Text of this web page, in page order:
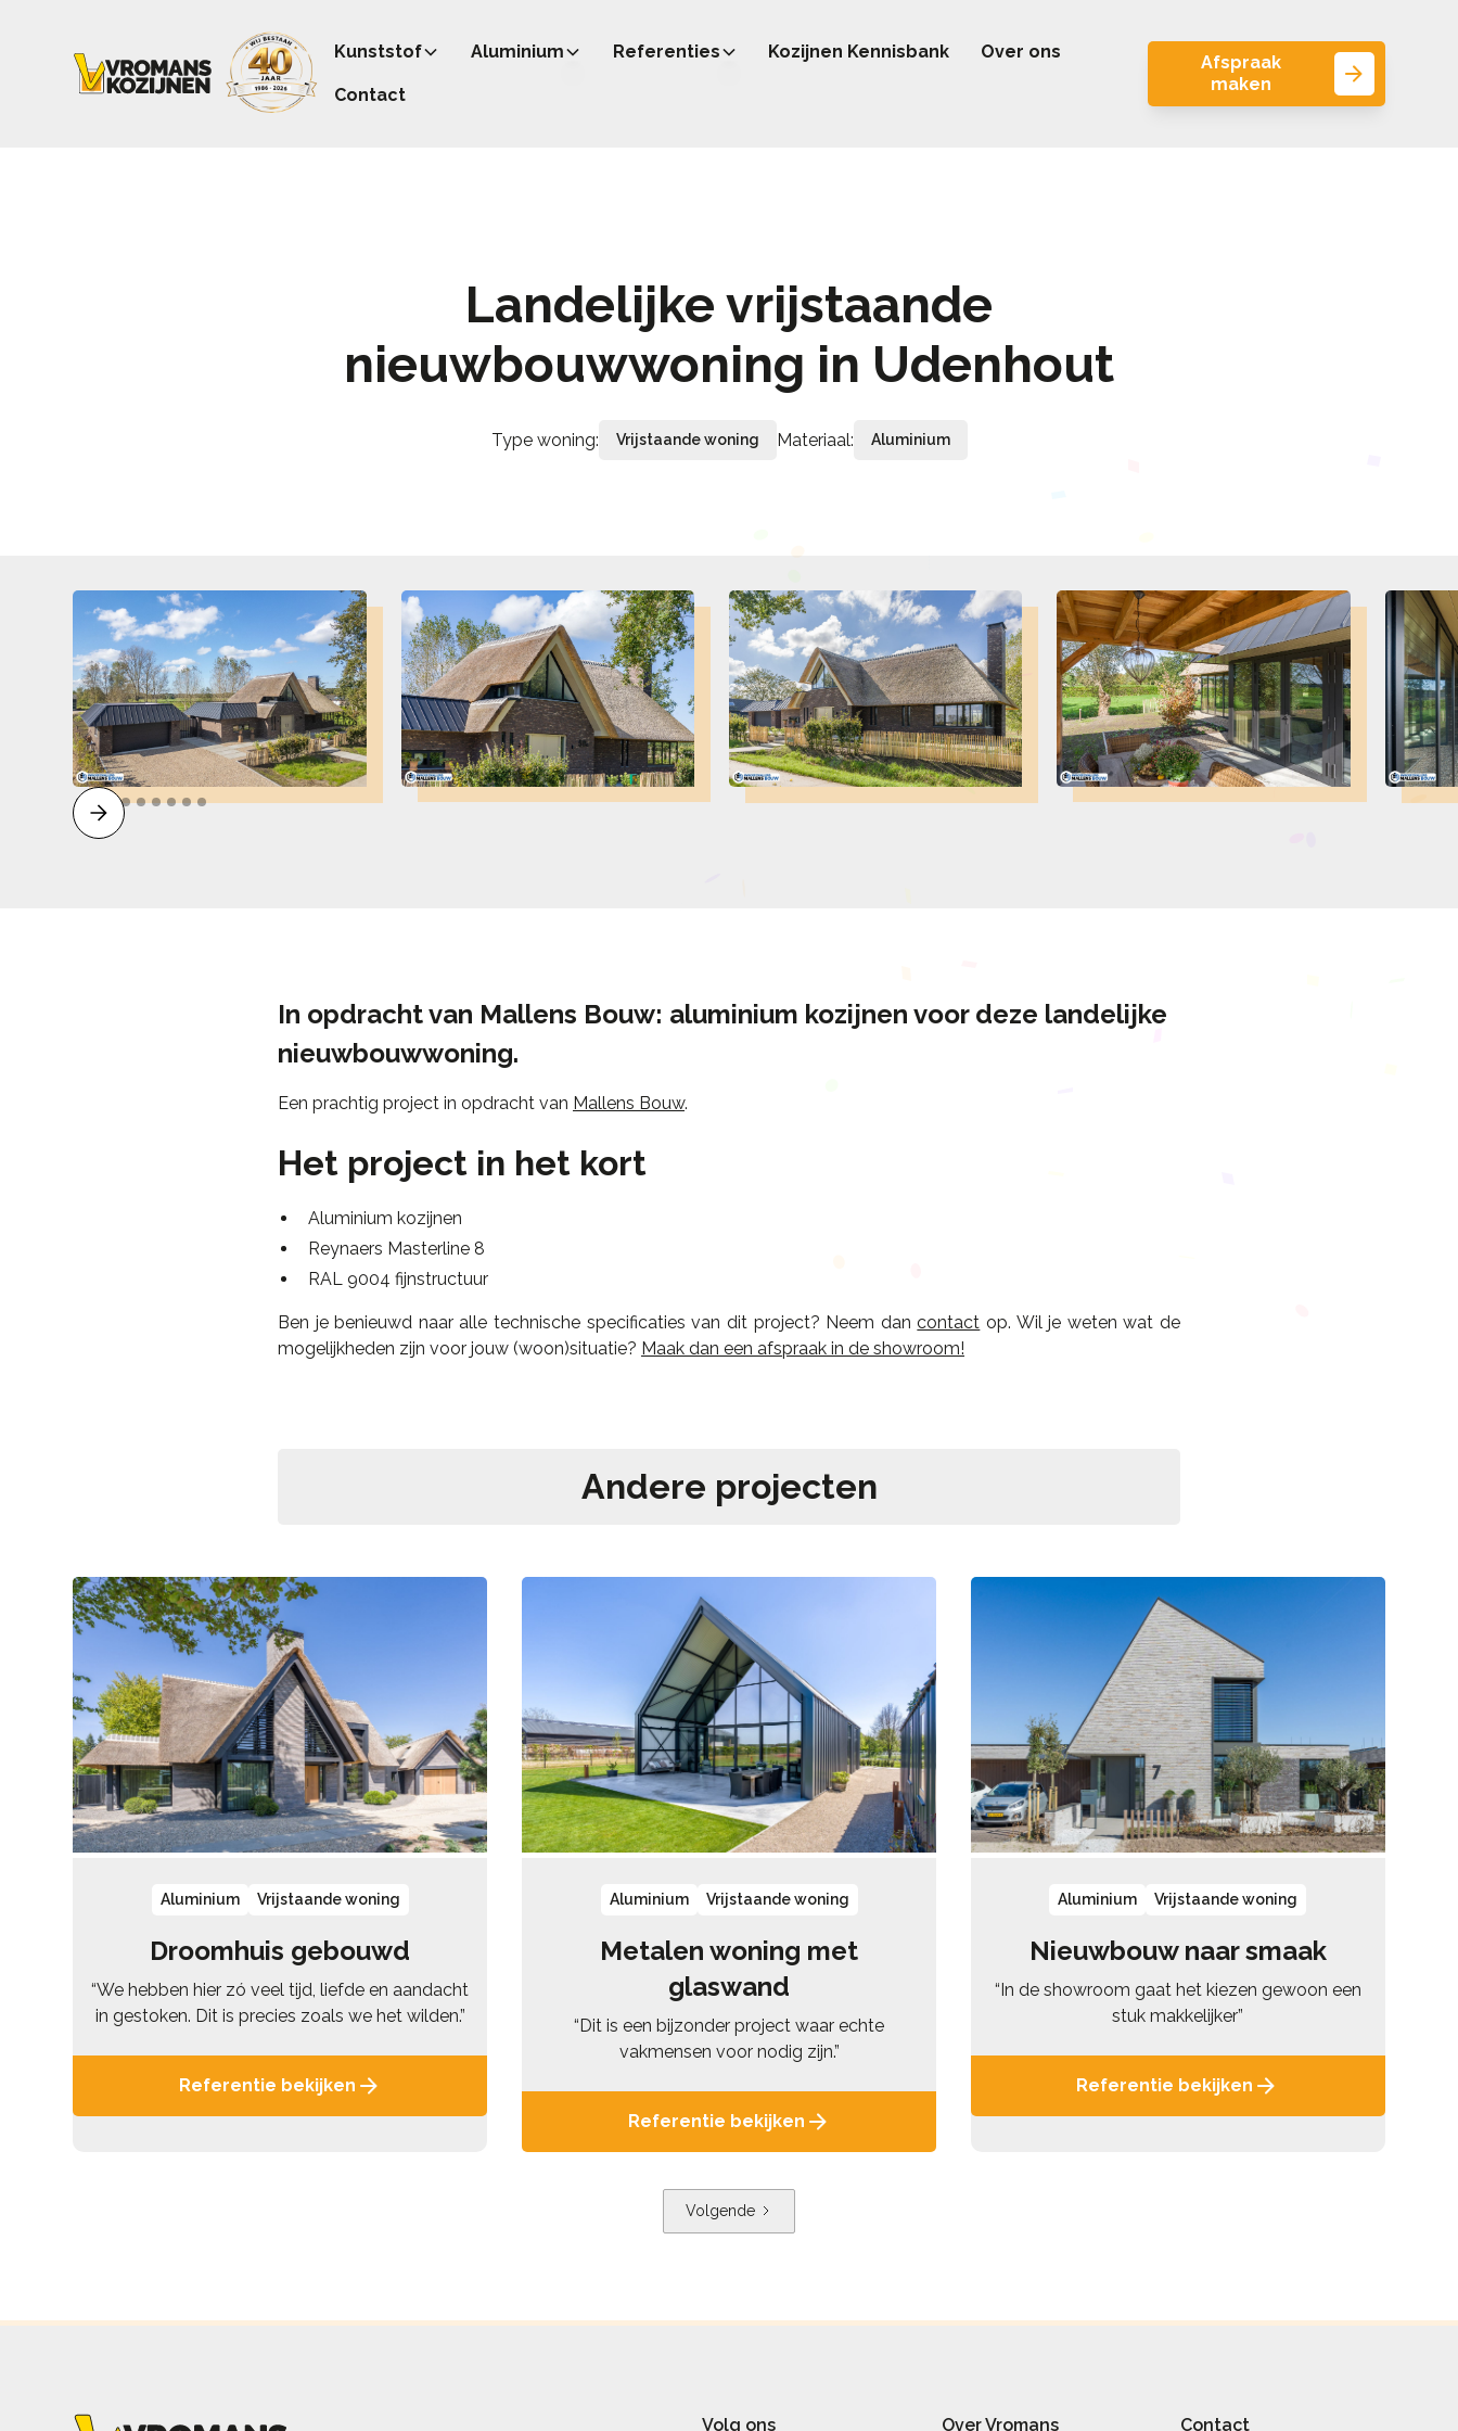
Kunststof Aluminium Referenties Kozijnen Kennisbank Over ons
Contact
Afspraak
maken
Landelijke vrijstaande
nieuwbouwwoning in Udenhout
Type woning: Vrijstaande woning Materiaal: Aluminium
In opdracht van Mallens Bouw: aluminium kozijnen voor deze landelijke
nieuwbouwwoning.
Een prachtig project in opdracht van Mallens Bouw.
Het project in het kort
Aluminium kozijnen
Reynaers Masterline 8
RAL 9004 fijnstructuur
Ben je benieuwd naar alle technische specificaties van dit project? Neem dancontact op. Wil je weten wat de
mogelijkheden zijn voor jouw (woon)situatie? Maak dan een afspraak in de showroom!
Andere projecten
Aluminium Vrijstaande woning
Droomhuis gebouwd
“We hebben hier zó veel tijd, liefde en aandacht
in gestoken. Dit is precies zoals we het wilden.”
Referentie bekijken
Aluminium Vrijstaande woning
Metalen woning met
glaswand
“Dit is een bijzonder project waar echte
vakmensen voor nodig zijn.”
Referentie bekijken
Aluminium Vrijstaande woning
Nieuwbouw naar smaak
“In de showroom gaat het kiezen gewoon een
stuk makkelijker”
Referentie bekijken
Volgende
Volg ons Over Vromans Contact